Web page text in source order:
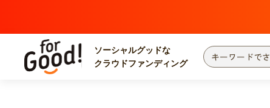
ソーシャルグッドな
クラウドファンディング